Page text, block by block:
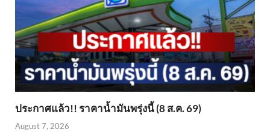
ประกาศแล้ว!! ราคาน้ำมันพรุ่งนี้ (8 ส.ค. 69)
August 7, 2026